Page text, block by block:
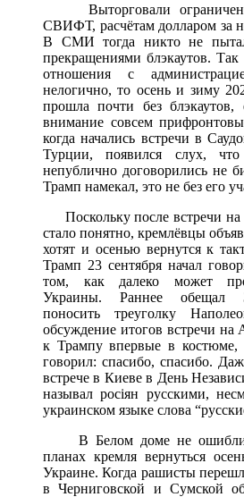
Выторговали
СВИФТ, расчётам долларом за
В СМИ тогда никто не
прекращениями блэкаутов. Так
отношения с
нелогично, то осень и зиму
прошла почти без
внимание совсем
когда начались встречи в
Турции, появился слух,
непублично договорились не
Трамп намекал, это не без его
Поскольку после встречи на
стало понятно, кремлёвцы
хотят и осенью вернутся к
Трамп 23 сентября начал
том, как далеко может
Украины. Раннее обещал
поносить треуголку
обсуждение итогов встречи на
к Трампу впервые в
говорил: спасибо, спасибо.
встрече в Киеве в День
называл росіян русскими,
украинском языке слова
В Белом доме не
планах кремля вернуться
Украине. Когда рашисты
в Черниговской и Сумской